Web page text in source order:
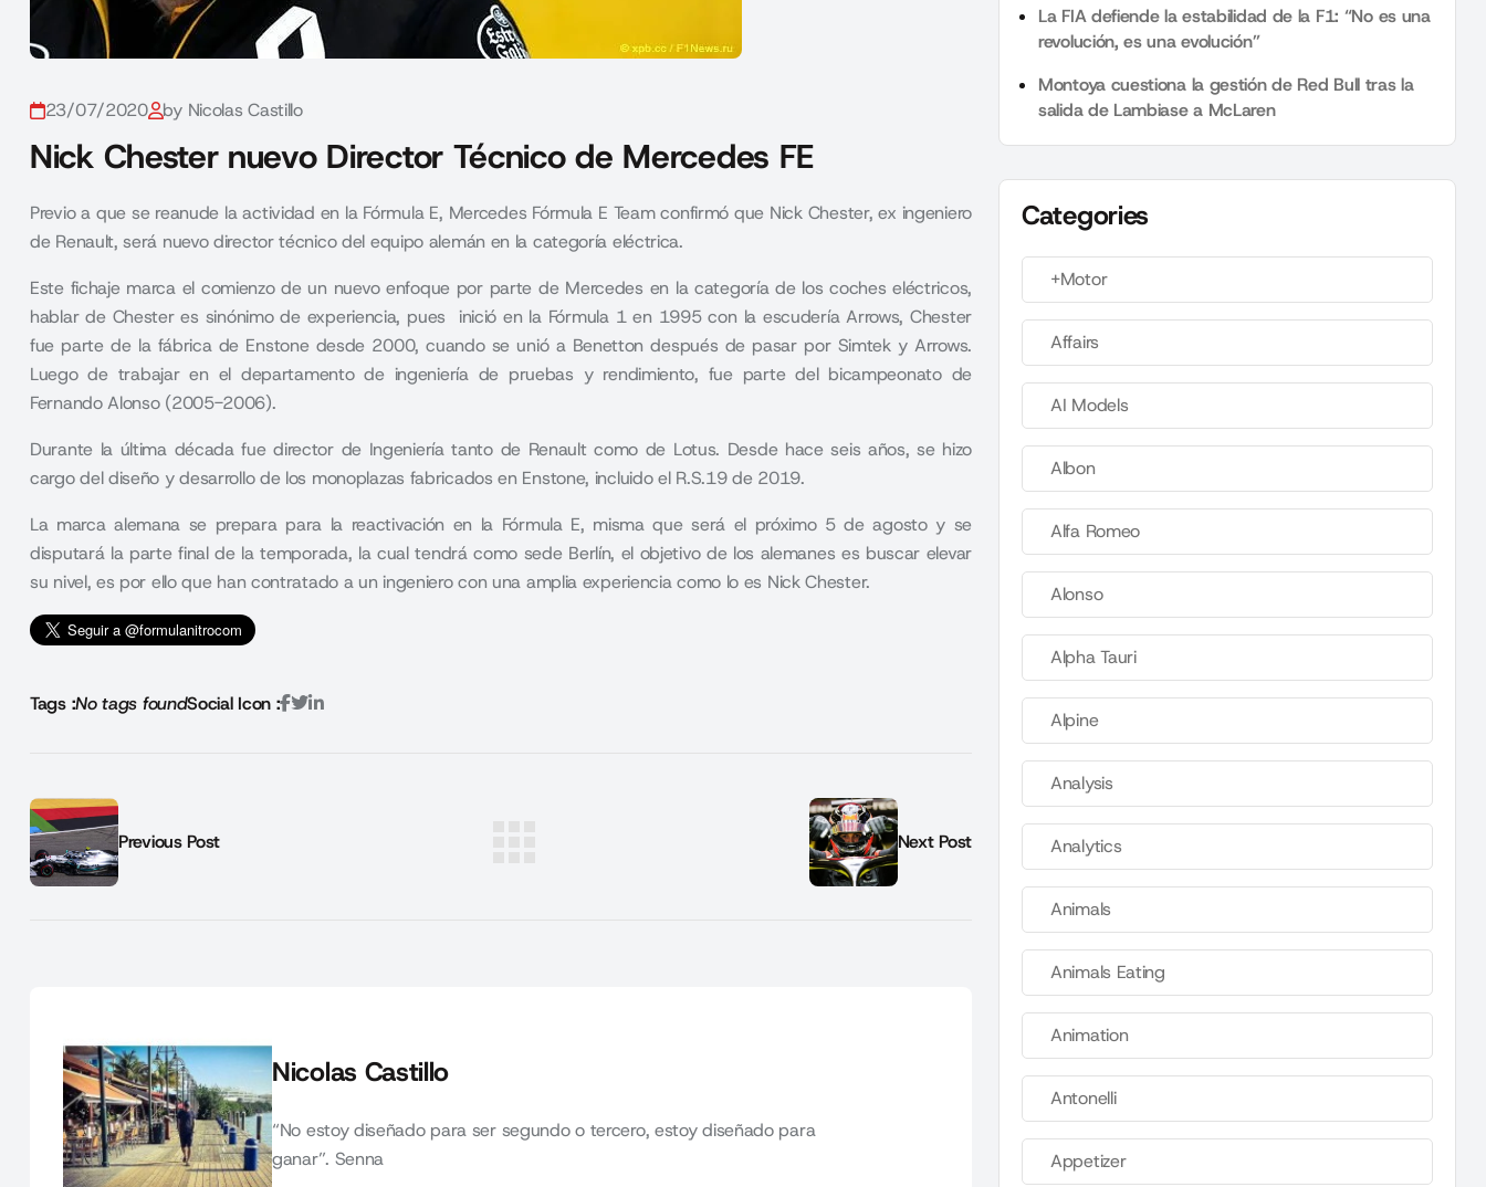
23/07/2020 by Nicolas Castillo
Nick Chester nuevo Director Técnico de Mercedes FE
Previo a que se reanude la actividad en la Fórmula E, Mercedes Fórmula E Team confirmó que Nick Chester, ex ingeniero
de Renault, será nuevo director técnico del equipo alemán en la categoría eléctrica.
Este fichaje marca el comienzo de un nuevo enfoque por parte de Mercedes en la categoría de los coches eléctricos,
hablar de Chester es sinónimo de experiencia, pues inició en la Fórmula 1 en 1995 con la escudería Arrows, Chester
fue parte de la fábrica de Enstone desde 2000, cuando se unió a Benetton después de pasar por Simtek y Arrows.
Luego de trabajar en el departamento de ingeniería de pruebas y rendimiento, fue parte del bicampeonato de
Fernando Alonso (2005-2006).
Durante la última década fue director de Ingeniería tanto de Renault como de Lotus. Desde hace seis años, se hizo
cargo del diseño y desarrollo de los monoplazas fabricados en Enstone, incluido el R.S.19 de 2019.
La marca alemana se prepara para la reactivación en la Fórmula E, misma que será el próximo 5 de agosto y se
disputará la parte final de la temporada, la cual tendrá como sede Berlín, el objetivo de los alemanes es buscar elevar
su nivel, es por ello que han contratado a un ingeniero con una amplia experiencia como lo es Nick Chester.
Tags :No tags foundSocial Icon :
Previous Post Next Post
Nicolas Castillo
“No estoy diseñado para ser segundo o tercero, estoy diseñado para
ganar”. Senna
La FIA defiende la estabilidad de la F1: “No es una
revolución, es una evolución”
Montoya cuestiona la gestión de Red Bull tras la
salida de Lambiase a McLaren
Categories
+Motor
Affairs
AI Models
Albon
Alfa Romeo
Alonso
Alpha Tauri
Alpine
Analysis
Analytics
Animals
Animals Eating
Animation
Antonelli
Appetizer